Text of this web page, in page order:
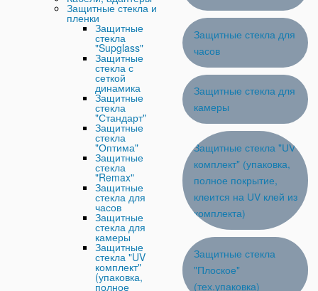
Защитные стекла и
пленки
Защитные
стекла
"Supglass"
Защитные
стекла с
сеткой
динамика
Защитные
стекла
"Стандарт"
Защитные
стекла
"Оптима"
Защитные
стекла
"Remax"
Защитные
стекла для
часов
Защитные
стекла для
камеры
Защитные
стекла "UV
комплект"
(упаковка,
полное
Защитные стекла для
часов
Защитные стекла для
камеры
Защитные стекла "UV
комплект" (упаковка,
полное покрытие,
клеится на UV клей из
комплекта)
Защитные стекла
"Плоское"
(тех.упаковка)